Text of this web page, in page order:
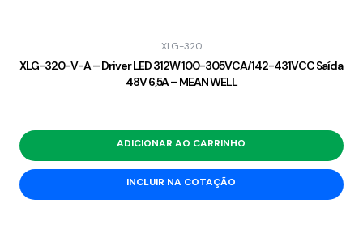
XLG-320
XLG-320-V-A – Driver LED 312W 100-305VCA/142-431VCC Saída
48V 6,5A – MEAN WELL
ADICIONAR AO CARRINHO
INCLUIR NA COTAÇÃO